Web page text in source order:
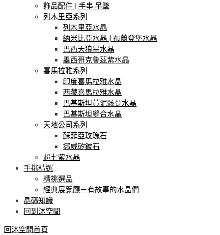
飾品配件 | 手串.吊墜
列木里亞系列
列木里亞水晶
納米比亞水晶 | 布蘭登堡水晶
巴西天狼星水晶
墨西哥克魯茲紫水晶
喜馬拉雅系列
印度喜馬拉雅水晶
西藏喜馬拉雅水晶
巴基斯坦黃泥骸骨水晶
巴基斯坦縫合水晶
天地公司系列
蘇菲亞玫瑰石
挪威矽鈹石
超七紫水晶
手挑精選
精挑選品
經典展覽廳－有故事的水晶們
晶礦知識
回到沐空間
回沐空間首頁